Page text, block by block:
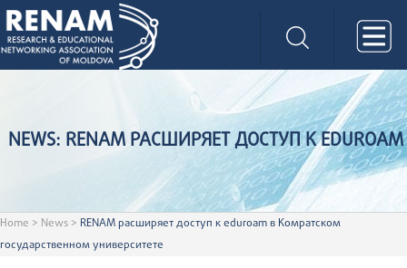
NEWS: RENAM РАСШИРЯЕТ ДОСТУП К EDUROAM
Home > News > RENAM расширяет доступ к eduroam в Комратском
государственном университете